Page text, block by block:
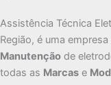
Assistência Técnica
Região, é uma
Manutenção de
todas as Marcas e